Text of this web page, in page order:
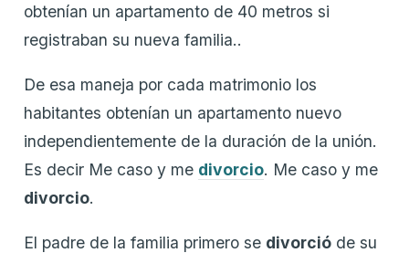
obtenían un apartamento de 40 metros si
registraban su nueva familia..
De esa maneja por cada matrimonio los
habitantes obtenían un apartamento nuevo
independientemente de la duración de la unión.
Es decir Me caso y me divorcio. Me caso y me
divorcio.
El padre de la familia primero se divorció de su